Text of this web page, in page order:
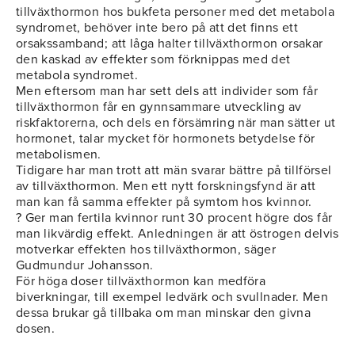
tillväxthormon hos bukfeta personer med det metabola
syndromet, behöver inte bero på att det finns ett
orsakssamband; att låga halter tillväxthormon orsakar
den kaskad av effekter som förknippas med det
metabola syndromet.
Men eftersom man har sett dels att individer som får
tillväxthormon får en gynnsammare utveckling av
riskfaktorerna, och dels en försämring när man sätter ut
hormonet, talar mycket för hormonets betydelse för
metabolismen.
Tidigare har man trott att män svarar bättre på tillförsel
av tillväxthormon. Men ett nytt forskningsfynd är att
man kan få samma effekter på symtom hos kvinnor.
? Ger man fertila kvinnor runt 30 procent högre dos får
man likvärdig effekt. Anledningen är att östrogen delvis
motverkar effekten hos tillväxthormon, säger
Gudmundur Johansson.
För höga doser tillväxthormon kan medföra
biverkningar, till exempel ledvärk och svullnader. Men
dessa brukar gå tillbaka om man minskar den givna
dosen.